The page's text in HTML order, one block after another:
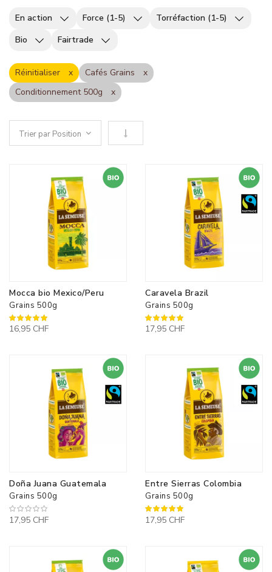
En action Force (1-5)
Torréfaction (1-5)
Bio
Fairtrade
Réinitialiser
Cafés Grains
Conditionnement 500g
Définir le sens descendant
Mocca bio Mexico/Peru
Grains 500g
100%
16,95 CHF
Caravela Brazil
Grains 500g
100%
17,95 CHF
Doña Juana Guatemala
Grains 500g
17,95 CHF
Entre Sierras Colombia
Grains 500g
100%
17,95 CHF